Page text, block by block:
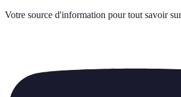
Votre source d'information pour tout savoir sur